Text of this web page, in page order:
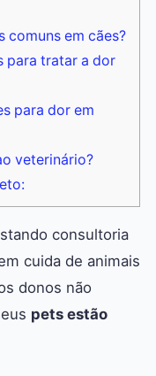
comuns em cães?
para tratar a dor
para dor em
veterinário?
consultoria
cuida de animais
donos não
pets estão